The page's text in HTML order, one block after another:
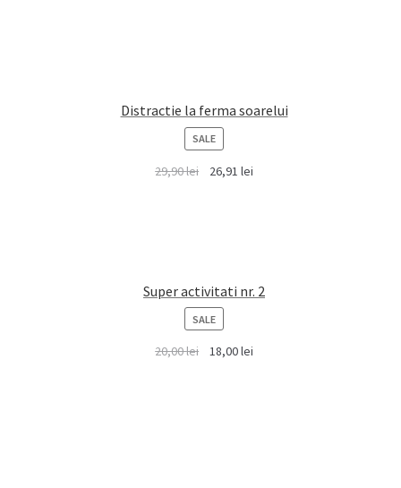
Distractie la ferma soarelui
SALEPRODUCT
ON
SALE
29,90lei 26,91 lei
Super activitati nr. 2
SALEPRODUCT
ON
SALE
20,00lei 18,00lei